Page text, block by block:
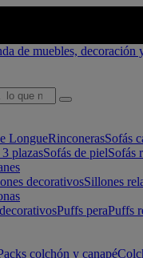
LongueRinconerasSofás
3 plazasSofás de pielSofás
decorativosSillones
Puffs peraPuffs
colchón y canapé